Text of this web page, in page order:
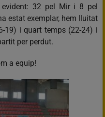
32 pel Mir i 8 pel
estat exemplar, hem lluitat
19) i quart temps (22-24) i
per perdut.
a equip!